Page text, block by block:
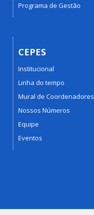
Programa de Gestão
CEPES
Institucional
Linha do tempo
Mural de Coordenadores
Nossos Números
Equipe
Eventos